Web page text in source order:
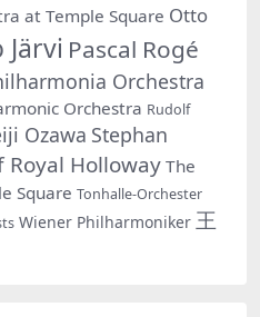
at Temple Square Otto
Järvi Pascal Rogé
Orchestra
Orchestra Rudolf
Ozawa Stephan
Royal Holloway The
Square Tonhalle-Orchester
Wiener Philharmoniker 王